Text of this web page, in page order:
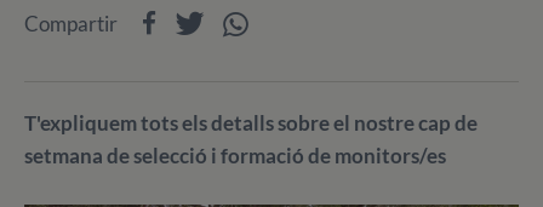
T'expliquem tots els detalls sobre el nostre cap de
setmana de selecció i formació de monitors/es
Compartir